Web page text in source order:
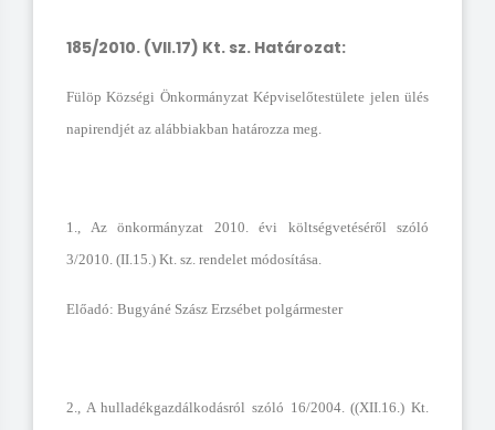
185/2010. (VII.17) Kt. sz. Határozat:
Fülöp Községi Önkormányzat Képviselőtestülete jelen ülés
napirendjét az alábbiakban határozza meg.
1., Az önkormányzat 2010. évi költségvetéséről szóló
3/2010. (II.15.) Kt. sz. rendelet módosítása.
Előadó: Bugyáné Szász Erzsébet polgármester
2., A hulladékgazdálkodásról szóló 16/2004. ((XII.16.) Kt.